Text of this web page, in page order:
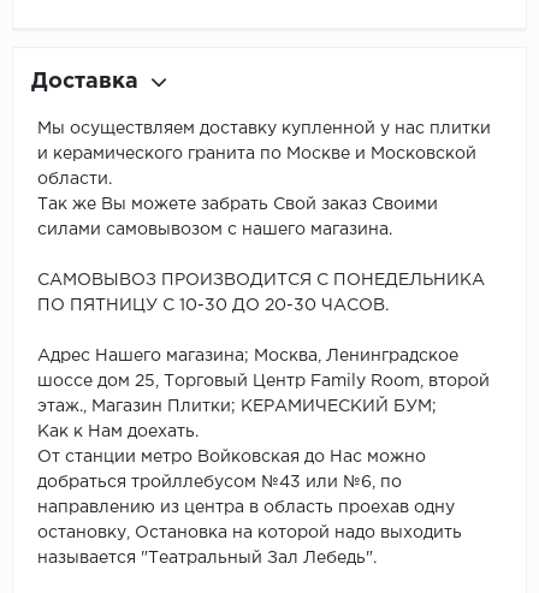
Доставка
Мы осуществляем доставку купленной у нас плитки
и керамического гранита по Москве и Московской
области.
Так же Вы можете забрать Свой заказ Своими
силами самовывозом с нашего магазина.
САМОВЫВОЗ ПРОИЗВОДИТСЯ С ПОНЕДЕЛЬНИКА
ПО ПЯТНИЦУ С 10-30 ДО 20-30 ЧАСОВ.
Адрес Нашего магазина; Москва, Ленинградское
шоссе дом 25, Торговый Центр Family Room, второй
этаж., Магазин Плитки; КЕРАМИЧЕСКИЙ БУМ;
Как к Нам доехать.
От станции метро Войковская до Нас можно
добраться тройллебусом №43 или №6, по
направлению из центра в область проехав одну
остановку, Остановка на которой надо выходить
называется "Театральный Зал Лебедь".